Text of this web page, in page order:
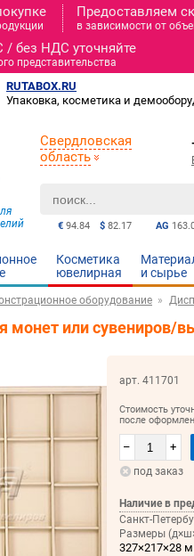
Предоставляем
в зависимости от
без НДС уточняйте
представительства
RUTABOX.RU
Упаковка, косметика и
AG
€ 94.84 $ 82.17
Свердловская
область
Косметика
ювелирная
и cырье
оборудование
монет или сувениров/
арт. 411701
Стоимость
после
– +
под заказ
Наличие в
Санкт-
Размеры
327×217×28